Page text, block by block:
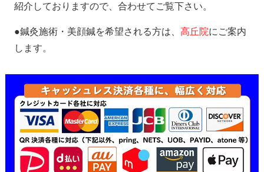
紹介しておりますので、合わせてご覧下さい。
●鍼灸施術・美顔鍼を希望される方は、 高丘院にご案内
します。